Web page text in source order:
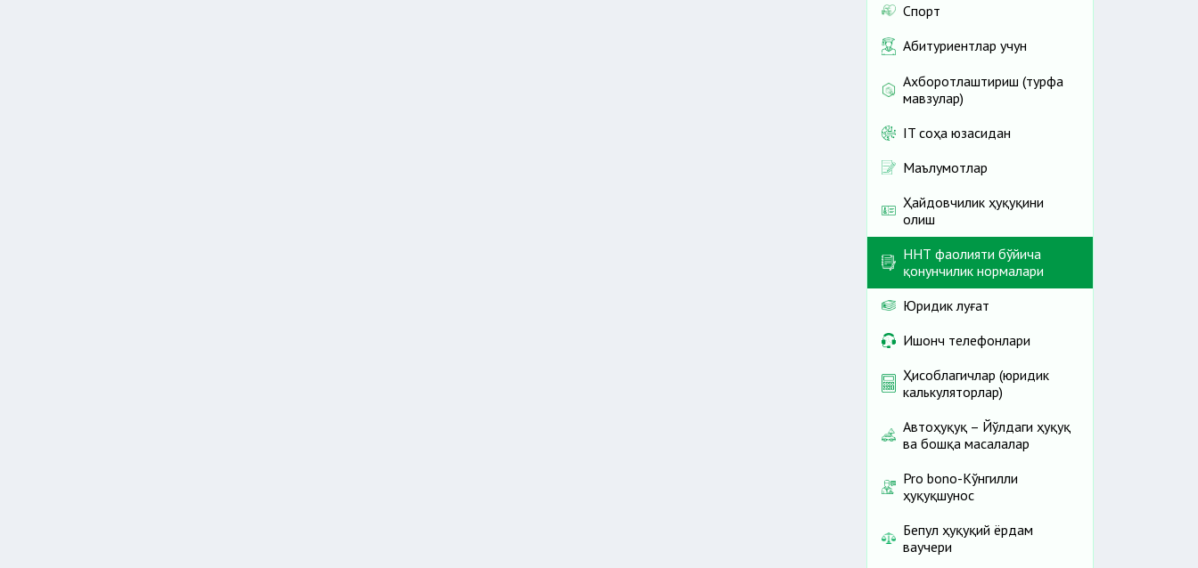
Спорт
Абитуриентлар учун
Ахборотлаштириш (турфа
мавзулар)
IT соҳа юзасидан
Маълумотлар
Ҳайдовчилик ҳуқуқини
олиш
ННТ фаолияти бўйича
қонунчилик нормалари
Юридик луғат
Ишонч телефонлари
Ҳисоблагичлар (юридик
калькуляторлар)
Автоҳуқуқ – Йўлдаги ҳуқуқ
ва бошқа масалалар
Pro bono-Кўнгилли
ҳуқуқшунос
Бепул ҳуқуқий ёрдам
ваучери